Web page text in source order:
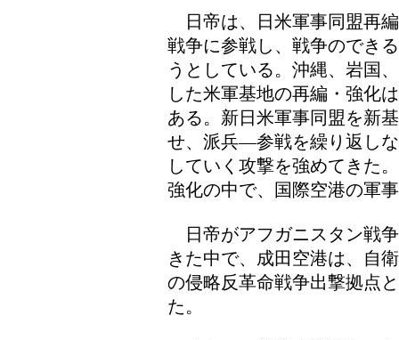
日帝は、日米軍事同盟再
戦争に参戦し、戦争のでき
うとしている。沖縄、岩国
した米軍基地の再編・強化
ある。新日米軍事同盟を新
せ、派兵―参戦を繰り返し
していく攻撃を強めてきた
強化の中で、国際空港の軍
日帝がアフガニスタン戦
きた中で、成田空港は、自
の侵略反革命戦争出撃拠点
た。